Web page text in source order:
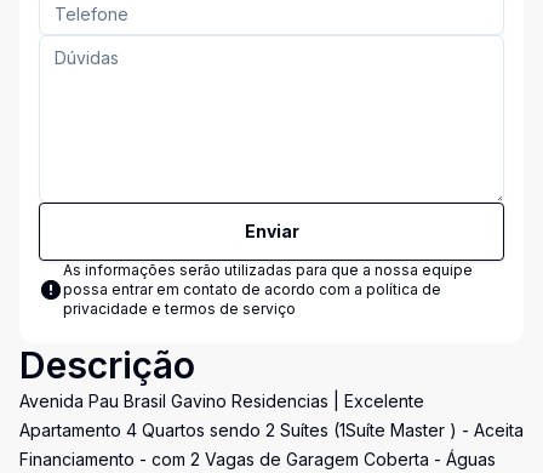
Enviar
As informações serão utilizadas para que a nossa equipe
possa entrar em contato de acordo com a política de
privacidade e termos de serviço
Descrição
Avenida Pau Brasil Gavino Residencias | Excelente
Apartamento 4 Quartos sendo 2 Suítes (1Suíte Master ) - Aceita
Financiamento - com 2 Vagas de Garagem Coberta - Águas